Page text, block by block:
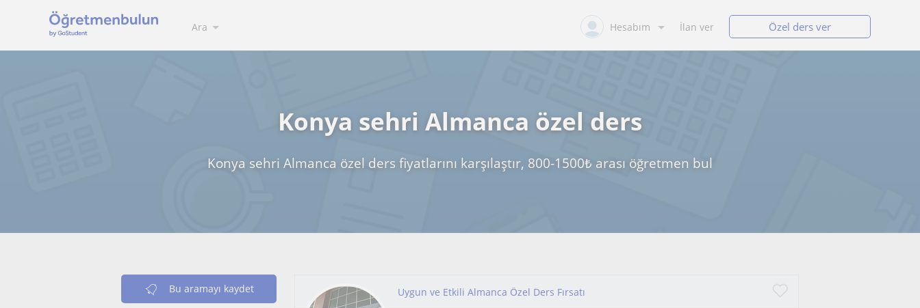
Ara Hesabım İlan ver Özel ders ver
Konya sehri Almanca özel ders
Konya sehri Almanca özel ders fiyatlarını karşılaştır, 800-1500₺ arası öğretmen bul
Bu aramayı kaydet Uygun ve Etkili Almanca Özel Ders Fırsatı